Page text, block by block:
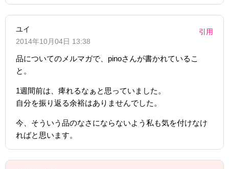
ユイ
2014年10月04日 13:38
引用
品についてのメルマガで、pinoさんが書かれているこ
と。
1週間前は、痺れるなぁと思っていました。
自分を振り返る余裕はありませんでした。
今、そういう品のなさにならないよう私も気を付けなけ
ればと思います。